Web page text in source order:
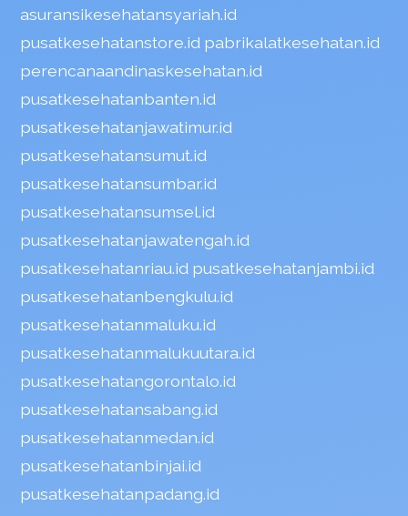
asuransikesehatansyariah.id
pusatkesehatanstore.id pabrikalatkesehatan.id
perencanaandinaskesehatan.id
pusatkesehatanbanten.id
pusatkesehatanjawatimur.id
pusatkesehatansumut.id
pusatkesehatansumbar.id
pusatkesehatansumsel.id
pusatkesehatanjawatengah.id
pusatkesehatanriau.id pusatkesehatanjambi.id
pusatkesehatanbengkulu.id
pusatkesehatanmaluku.id
pusatkesehatanmalukuutara.id
pusatkesehatangorontalo.id
pusatkesehatansabang.id
pusatkesehatanmedan.id
pusatkesehatanbinjai.id
pusatkesehatanpadang.id